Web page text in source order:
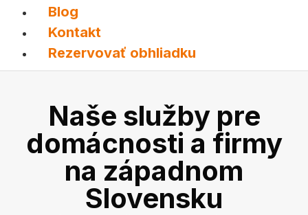
Blog
Kontakt
Rezervovať obhliadku
Naše služby pre
domácnosti a firmy
na západnom
Slovensku